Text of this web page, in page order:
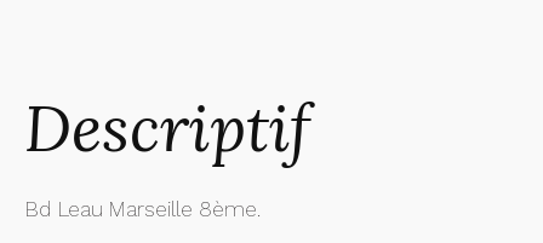
Descriptif
Bd Leau Marseille 8ème.